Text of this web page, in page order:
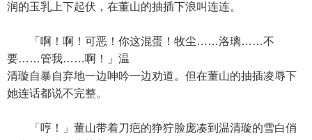
润的玉乳上下起伏，在董山的抽插下浪叫连连。
「啊！啊！可恶！你这混蛋！牧尘……洛璃……不
要……管我……啊！」温
清璇自暴自弃地一边呻吟一边劝道。但在董山的抽插凌辱下
她连话都说不完整。
「哼！」董山带着刀疤的狰狞脸庞凑到温清璇的雪白俏